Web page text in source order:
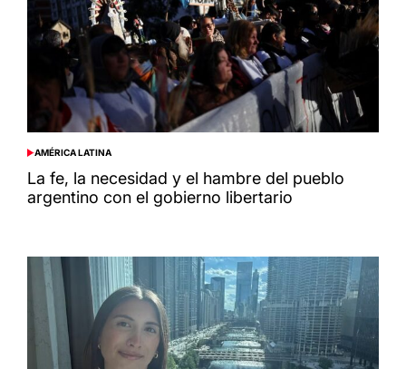
POSTED
IN
AMÉRICA LATINA
La fe, la necesidad y el hambre del pueblo
argentino con el gobierno libertario